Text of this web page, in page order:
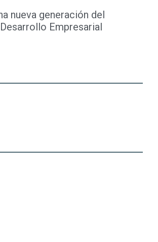
nueva generación del
Empresarial